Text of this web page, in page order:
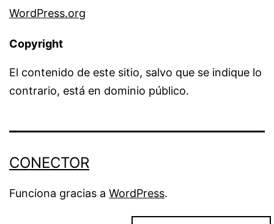
WordPress.org
Copyright
El contenido de este sitio, salvo que se indique lo
contrario, está en dominio público.
CONECTOR
Funciona gracias a WordPress.